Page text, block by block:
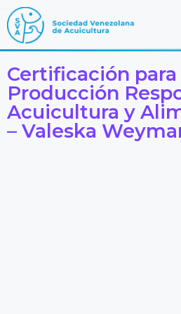
Certificación para
Producción
Acuicultura y
– Valeska